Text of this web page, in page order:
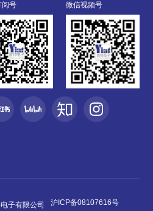
阅号 微信视频号
子有限公司 沪ICP备08107616号